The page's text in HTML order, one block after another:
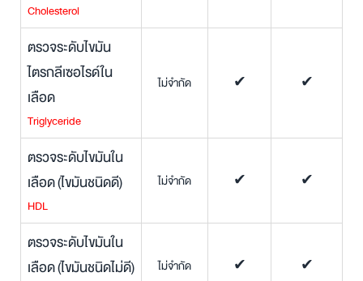
Cholesterol
ตรวจระดับไขมัน
ไตรกลีเซอไรด์ใน
เลือด
Triglyceride
ไม่จำกัด ✔ ✔
ตรวจระดับไขมันใน
เลือด (ไขมันชนิดดี)
HDL
ไม่จำกัด ✔ ✔
ตรวจระดับไขมันใน
เลือด (ไขมันชนิดไม่ดี)
ไม่จำกัด ✔ ✔